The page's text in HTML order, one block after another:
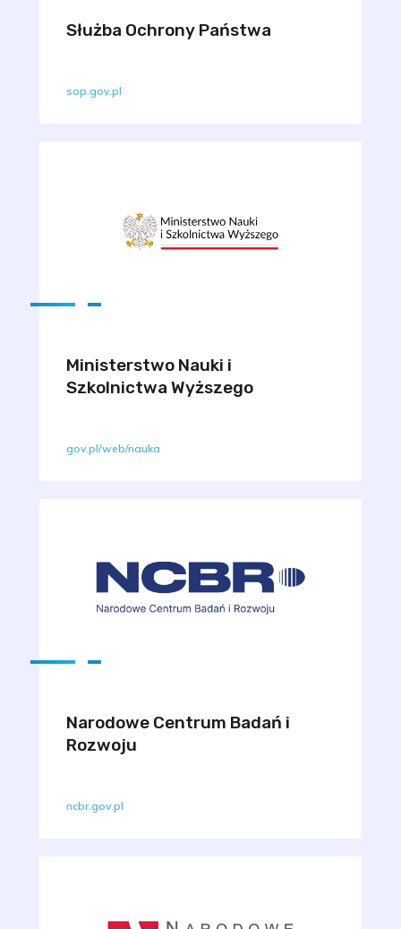
Służba Ochrony Państwa
sop.gov.pl
Ministerstwo Nauki i
Szkolnictwa Wyższego
gov.pl/web/nauka
Narodowe Centrum Badań i
Rozwoju
ncbr.gov.pl